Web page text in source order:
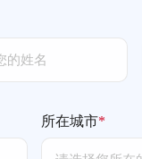
所在城市*